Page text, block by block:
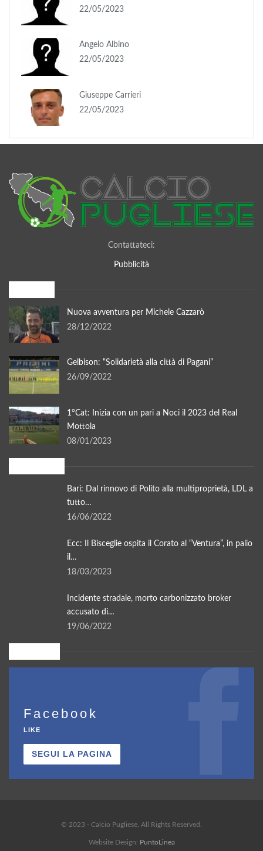
22/05/2023
Angelo Albino
22/05/2023
Giuseppe Carrieri
22/05/2023
Contattateci:
Pubblicità
Nuova avventura per Michele Cazzarò
28/12/2022
Gelbison: “Solidarietà alla città di Pagani”
26/09/2022
1°Cat: Inizia con un pari a Noci il 2023 del Real
Mottola
08/01/2023
Bari: Dal rinnovo di Polito alla multiproprietà, LDL a
tutto…
16/06/2022
Ecc: Il Bisceglie ospita il Corato al “Ventura”, in palio
il…
18/03/2023
Incidente stradale, morto carbonizzato broker
accusato di…
19/06/2022
Facebook
LIKE
SEGUI LA PAGINA
© 2023 - Calcio Pugliese. All Rights Reserved.
Website Design: PuntoLinea